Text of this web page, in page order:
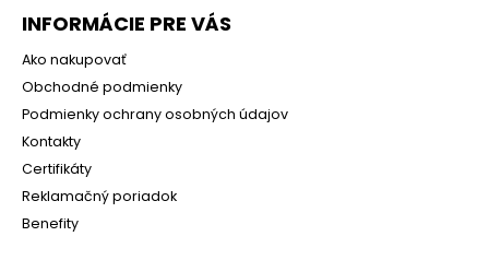
INFORMÁCIE PRE VÁS
Ako nakupovať
Obchodné podmienky
Podmienky ochrany osobných údajov
Kontakty
Certifikáty
Reklamačný poriadok
Benefity